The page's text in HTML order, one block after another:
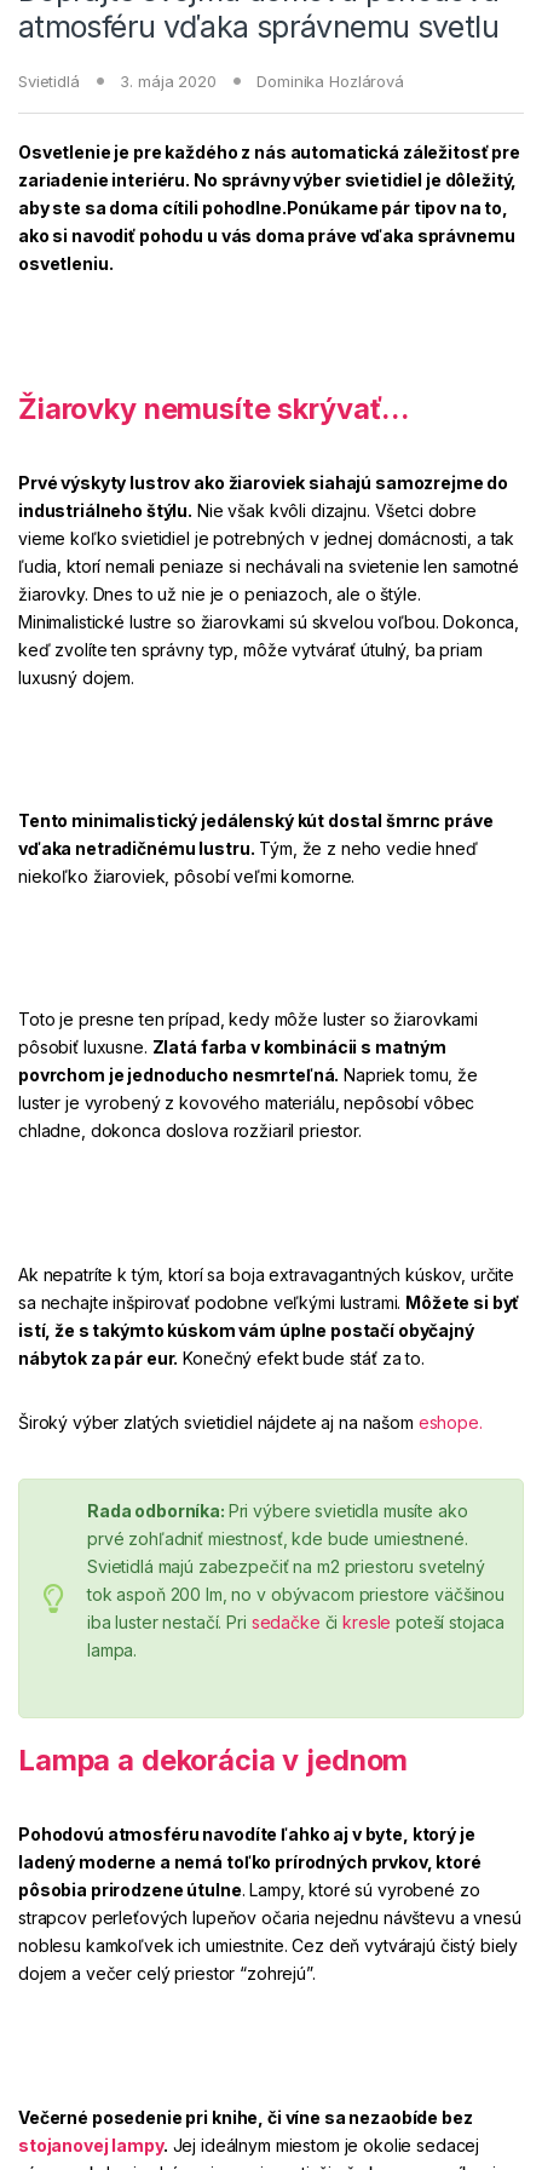
atmosféru vďaka správnemu svetlu
Svietidlá 3. mája 2020 Dominika Hozlárová
Osvetlenie je pre každého z nás automatická záležitosť pre
zariadenie interiéru. No správny výber svietidiel je dôležitý,
aby ste sa doma cítili pohodlne.Ponúkame pár tipov na to,
ako si navodiť pohodu u vás doma práve vďaka správnemu
osvetleniu.
Žiarovky nemusíte skrývať…
Prvé výskyty lustrov ako žiaroviek siahajú samozrejme do
industriálneho štýlu. Nie však kvôli dizajnu. Všetci dobre
vieme koľko svietidiel je potrebných v jednej domácnosti, a tak
ľudia, ktorínemali peniaze si nechávali na svietenie len samotné
žiarovky. Dnes to už nie je o peniazoch, ale o štýle.
Minimalistické lustre so žiarovkami sú skvelou voľbou. Dokonca,
keď zvolíte ten správny typ, môže vytvárať útulný, ba priam
luxusný dojem.
Tento minimalistický jedálenský kút dostal šmrnc práve
vďaka netradičnému lustru. Tým, že z neho vedie hneď
niekoľko žiaroviek, pôsobí veľmi komorne.
Toto je presne ten prípad, kedy môže luster so žiarovkami
pôsobiť luxusne. Zlatá farba v kombinácii s matným
povrchom je jednoducho nesmrteľná. Napriek tomu, že
luster je vyrobený z kovového materiálu, nepôsobí vôbec
chladne, dokonca doslova rozžiaril priestor.
Ak nepatríte k tým, ktorí sa boja extravagantných kúskov, určite
sa nechajte inšpirovať podobne veľkými lustrami. Môžete si byť
istí, že s takýmto kúskom vám úplne postačí obyčajný
nábytok za pár eur. Konečný efekt bude stáť za to.
Široký výber zlatých svietidiel nájdete aj na našom eshope.
Rada odborníka: Pri výbere svietidla musíte ako
prvé zohľadniť miestnosť, kde bude umiestnené.
Svietidlá majú zabezpečiť na m2 priestoru svetelný
tok aspoň 200 lm, no v obývacom priestore väčšinou
iba luster nestačí.Pri sedačke čikresle poteší stojaca
lampa.
Lampa a dekorácia v jednom
Pohodovú atmosféru navodíte ľahko aj v byte, ktorý je
ladený moderne a nemá toľko prírodných prvkov, ktoré
pôsobia prirodzene útulne. Lampy, ktoré sú vyrobené zo
strapcov perleťových lupeňov očaria nejednu návštevu avnesú
noblesu kamkoľvek ich umiestnite. Cez deň vytvárajú čistý biely
dojem a večer celý priestor “zohrejú”.
Večerné posedenie pri knihe , či víne sa nezaobíde bez
stojanovej lampy. Jej ideálnym miestom je okolie sedacej